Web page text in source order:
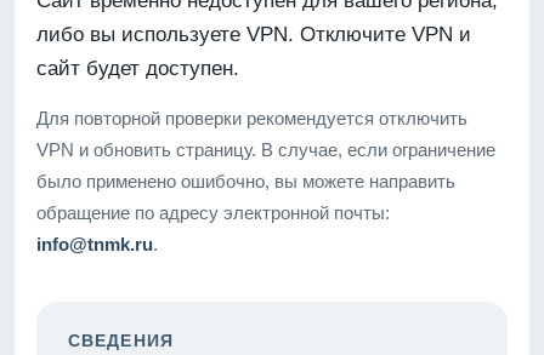
либо вы используете VPN. Отключите VPN и
сайт будет доступен.
Для повторной проверки рекомендуется отключить
VPN и обновить страницу. В случае, если ограничение
было применено ошибочно, вы можете направить
обращение по адресу электронной почты:
info@tnmk.ru.
СВЕДЕНИЯ